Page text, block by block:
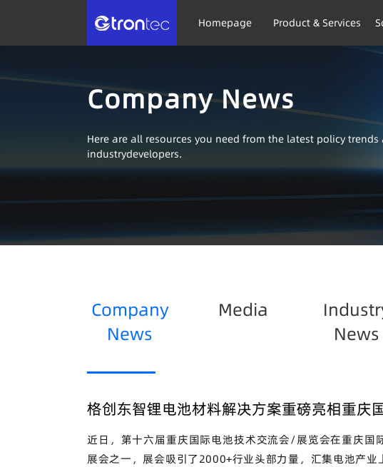
Homepage Product & Services
Company News
Here are all resources you need from the latest policy
industrydevelopers.
Company
News
Media
News
格创东智锂电池材料解决方案重磅亮相重庆
近日，第十六届重庆国际电池技术交流会/展览会在重庆国
展会之一，展会吸引了2000+行业头部力量，汇集电池产